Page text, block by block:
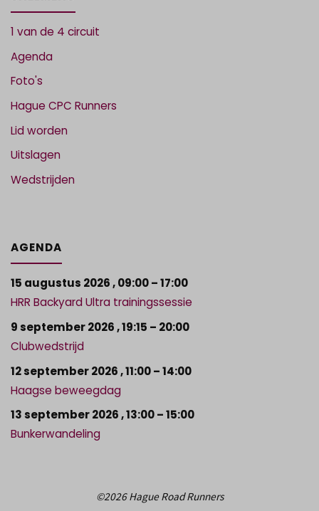
1 van de 4 circuit
Agenda
Foto's
Hague CPC Runners
Lid worden
Uitslagen
Wedstrijden
AGENDA
15 augustus 2026,09:00– 17:00
HRR Backyard Ultra trainingssessie
9 september 2026,19:15 – 20:00
Clubwedstrijd
12 september 2026,11:00– 14:00
Haagse beweegdag
13 september 2026,13:00– 15:00
Bunkerwandeling
©2026 Hague Road Runners